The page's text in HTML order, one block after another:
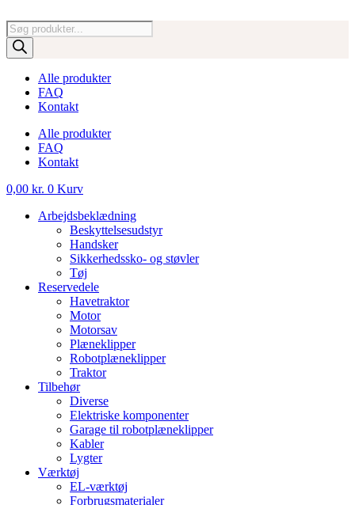
til
indhold
Products
search
Alle produkter
FAQ
Kontakt
Alle produkter
FAQ
Kontakt
0,00 kr. 0 Kurv
Arbejdsbeklædning
Beskyttelsesudstyr
Handsker
Sikkerhedssko- og støvler
Tøj
Reservedele
Havetraktor
Motor
Motorsav
Plæneklipper
Robotplæneklipper
Traktor
Tilbehør
Diverse
Elektriske komponenter
Garage til robotplæneklipper
Kabler
Lygter
Værktøj
EL-værktøj
Forbrugsmaterialer